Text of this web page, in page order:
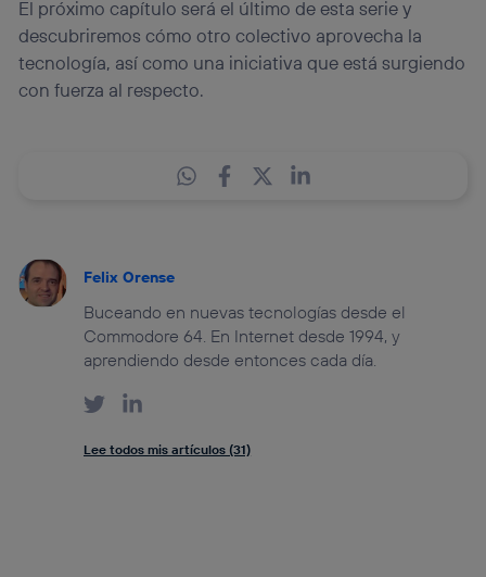
El próximo capítulo será el último de esta serie y
descubriremos cómo otro colectivo aprovecha la
tecnología, así como una iniciativa que está surgiendo
con fuerza al respecto.
Felix Orense
Buceando en nuevas tecnologías desde el
Commodore 64. En Internet desde 1994, y
aprendiendo desde entonces cada día.
Lee todos mis artículos (31)